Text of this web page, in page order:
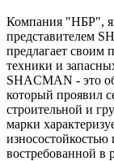
Компания "НБР",
представителем
предлагает своим
техники и
SHACMAN - это
который проявил
строительной и
марки
востребованной в